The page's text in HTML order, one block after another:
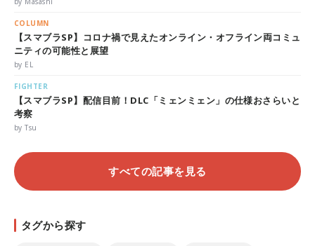
COLUMN
【スマブラSP】コロナ禍で見えたオンライン・オフライン両コミュ
ニティの可能性と展望
by EL
FIGHTER
【スマブラSP】配信目前！DLC「ミェンミェン」の仕様おさらいと
考察
by Tsu
すべての記事を見る
タグから探す